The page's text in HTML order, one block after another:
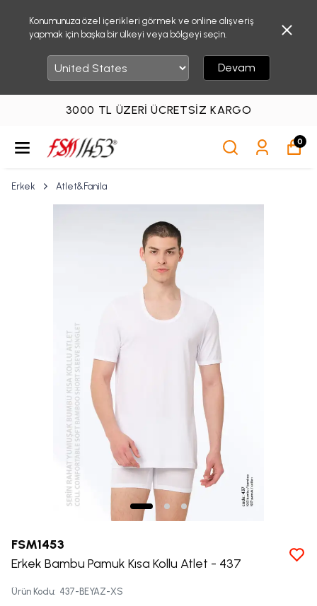
Konumunuza özel içerikleri görmek ve online alışveriş
yapmak için başka bir ülkeyi veya bölgeyi seçin.
Devam
3000 TL ÜZERI ÜCRETSIZ KARGO
0
Erkek Atlet&Fanila
FSM1453
Erkek Bambu Pamuk Kısa Kollu Atlet - 437
Ürün Kodu: 437-BEYAZ-XS